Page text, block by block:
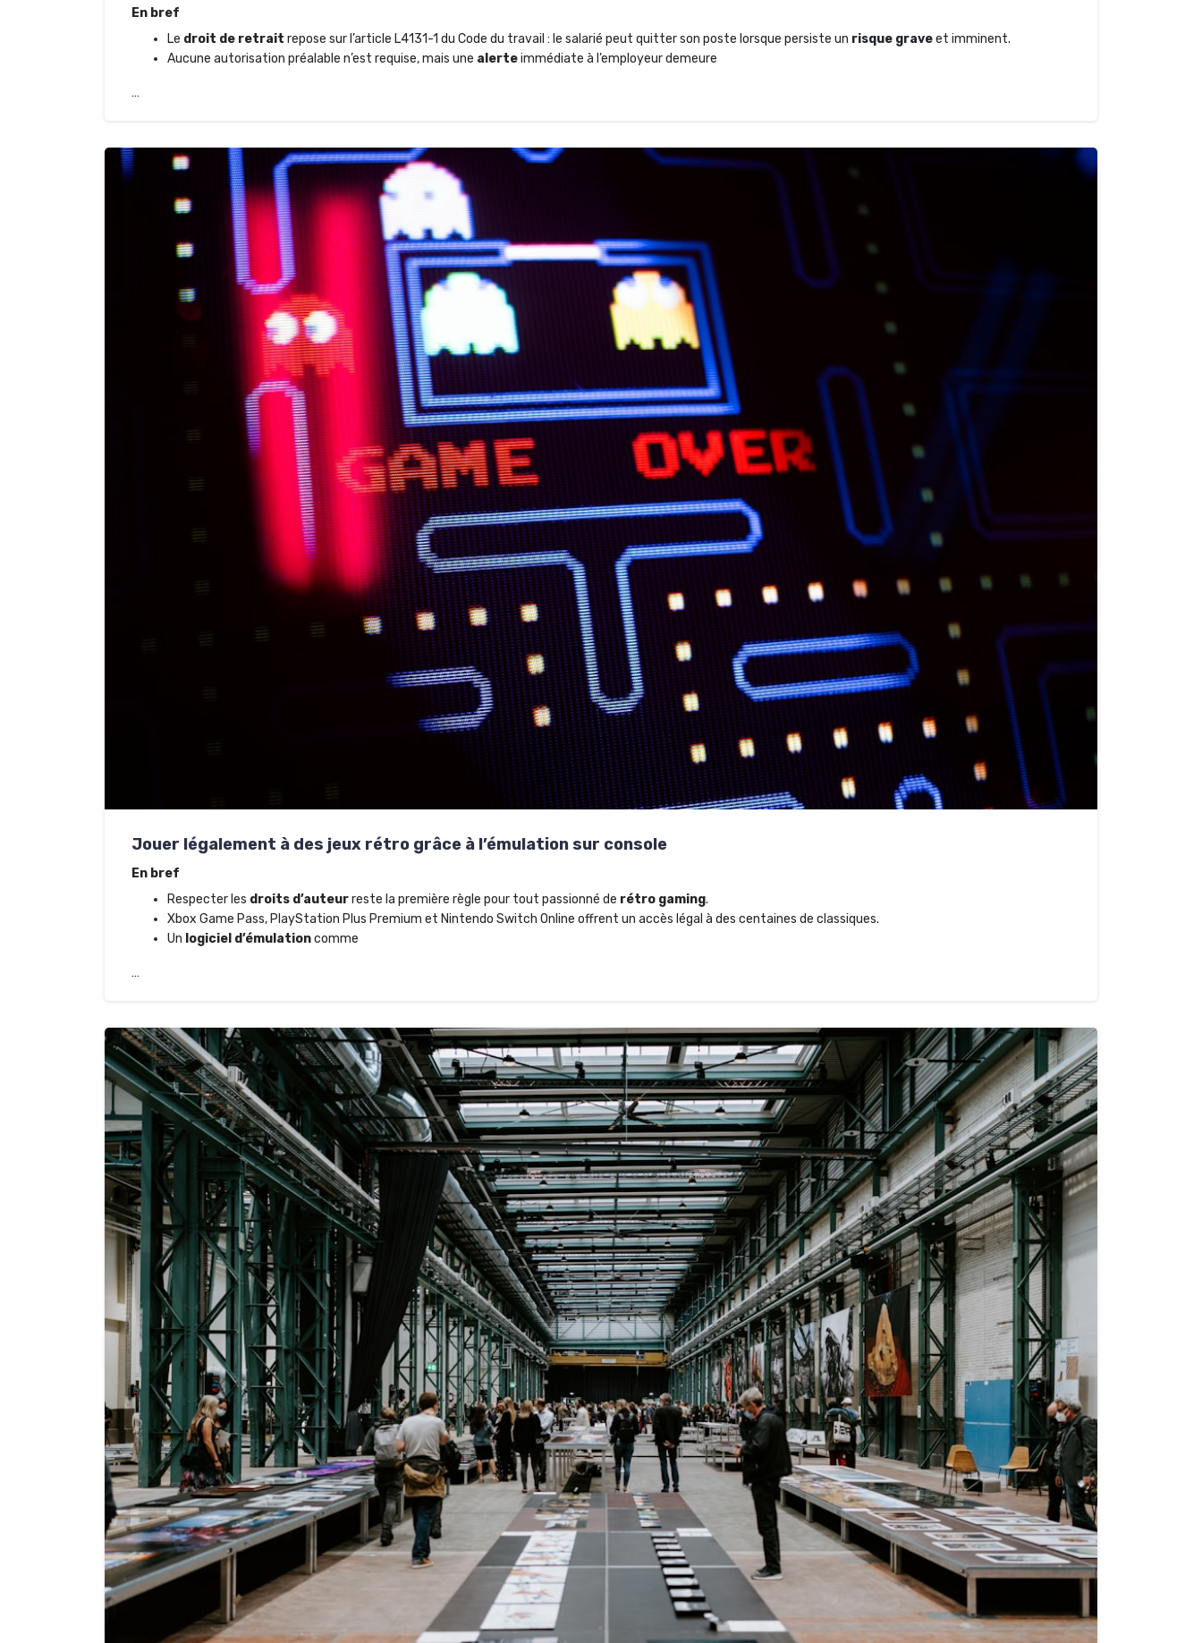
En bref
Le droit de retrait repose sur l’article L4131-1 du Code du travail : le salarié peut quitter son poste lorsque persiste un risque graveet imminent.
Aucune autorisation préalable n’est requise, mais une alerteimmédiate à l’employeur demeure
…
Jouer légalement à des jeux rétro grâce à l’émulation sur console
En bref
Respecter les droits d’auteurreste la première règle pour tout passionné de rétro gaming.
Xbox Game Pass, PlayStation Plus Premium et Nintendo Switch Online offrent un accès légal à des centaines de classiques.
Un logiciel d’émulationcomme
…